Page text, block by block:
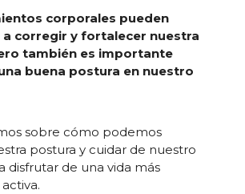
corporales pueden
a corregir y fortalecer nuestra
también es importante
buena postura en nuestro
sobre cómo podemos
postura y cuidar de nuestro
disfrutar de una vida más